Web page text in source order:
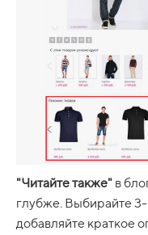
"Читайте также" в
глубже. Выбирайте
добавляйте краткое